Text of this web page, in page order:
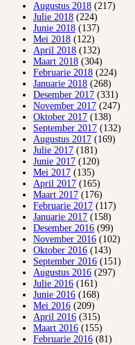
Augustus 2018 (217)
Julie 2018 (224)
Junie 2018 (137)
Mei 2018 (122)
April 2018 (132)
Maart 2018 (304)
Februarie 2018 (224)
Januarie 2018 (268)
Desember 2017 (331)
November 2017 (247)
Oktober 2017 (138)
September 2017 (132)
Augustus 2017 (169)
Julie 2017 (181)
Junie 2017 (120)
Mei 2017 (135)
April 2017 (165)
Maart 2017 (176)
Februarie 2017 (117)
Januarie 2017 (158)
Desember 2016 (99)
November 2016 (102)
Oktober 2016 (143)
September 2016 (151)
Augustus 2016 (297)
Julie 2016 (161)
Junie 2016 (168)
Mei 2016 (209)
April 2016 (315)
Maart 2016 (155)
Februarie 2016 (81)